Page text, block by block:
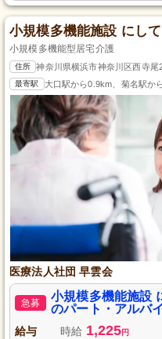
小規模多機能施設 にし
小規模多機能型居宅介護
住所 神奈川県横浜市神奈川区西寺尾
最寄駅 大口駅から0.9km、菊名駅か
医療法人社団 早雲会
急募
小規模多機能施設
のパート・アルバ
給与 時給 1,225円